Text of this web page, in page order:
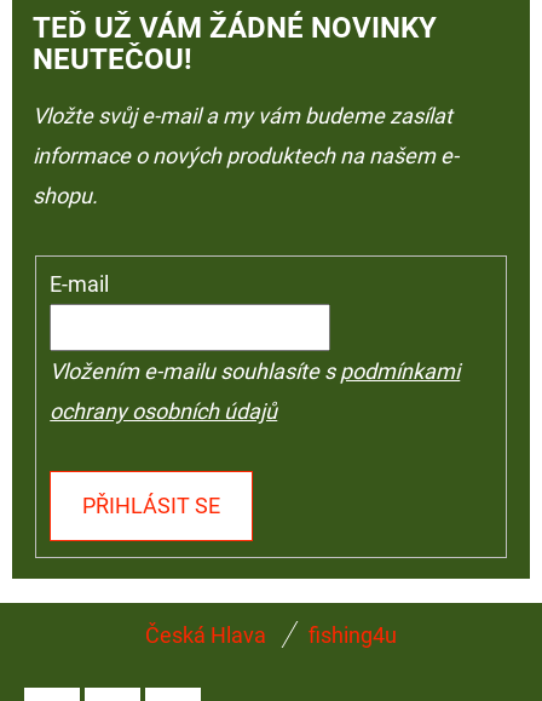
TEĎ UŽ VÁM ŽÁDNÉ NOVINKY
NEUTEČOU!
Vložte svůj e-mail a my vám budeme zasílat
informace o nových produktech na našem e-
shopu.
E-mail
Vložením e-mailu souhlasíte spodmínkami
ochrany osobních údajů
PŘIHLÁSIT SE
Česká Hlava fishing4u